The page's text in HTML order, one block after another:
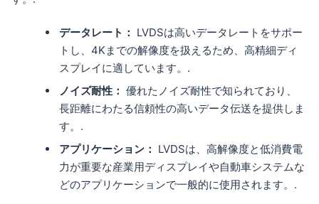
データレート： LVDSは高いデータレートをサポー
トし、4Kまでの解像度を扱えるため、高精細ディ
スプレイに適しています。.
ノイズ耐性： 優れたノイズ耐性で知られており、
長距離にわたる信頼性の高いデータ伝送を提供しま
す。.
アプリケーション： LVDSは、高解像度と低消費電
力が重要な産業用ディスプレイや自動車システムな
どのアプリケーションで一般的に使用されます。.